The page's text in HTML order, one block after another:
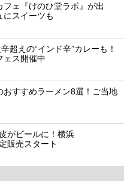
ェ『けのひ堂ラボ』が出
にスイーツも
超えの“インド辛”カレーも！
ェス開催中
おすすめラーメン8選！ご当地
がビールに！横浜
販売スタート